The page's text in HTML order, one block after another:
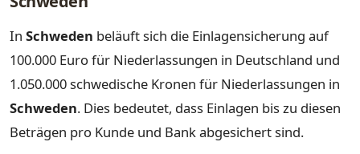
In Schweden beläuft sich die Einlagensicherung auf
100.000 Euro für Niederlassungen in Deutschland und
1.050.000 schwedische Kronen für Niederlassungen in
Schweden. Dies bedeutet, dass Einlagen bis zu diesen
Beträgen pro Kunde und Bank abgesichert sind.